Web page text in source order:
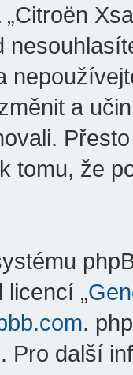
a
tomu, že
licencí „
.
Pro další